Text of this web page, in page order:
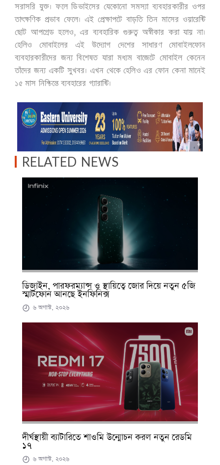
সরাসরি যুক্ত। ফলে ডিভাইসের যেকোনো সমস্যা ব্যবহারকারীর ওপর
তাৎক্ষণিক প্রভাব ফেলে। এই প্রেক্ষাপটে বাড়তি তিন মাসের ওয়ারেন্টি
ছোট আপগ্রেড হলেও, এর ব্যবহারিক গুরুত্ব অস্বীকার করা যায় না।
হেলিও মোবাইলের এই উদ্যোগ দেশের সাধারণ মোবাইলফোন
ব্যবহারকারীদের জন্য বিশেষত যারা মধ্যম বাজেটে মোবাইল কেনেন
তাঁদের জন্য একটি সুখবর। এখন থেকে হেলিও এর ফোন কেনা মানেই
১৫ মাস নিশ্চিন্তে ব্যবহারের গ্যারান্টি।
RELATED NEWS
ডিজাইন, পারফরম্যান্স ও স্থায়িত্বে জোর দিয়ে নতুন ৫জি
স্মার্টফোন আনছে ইনফিনিক্স
৬ অগাস্ট, ২০২৬
দীর্ঘস্থায়ী ব্যাটারিতে শাওমি উন্মোচন করল নতুন রেডমি
১৭
৬ অগাস্ট, ২০২৬